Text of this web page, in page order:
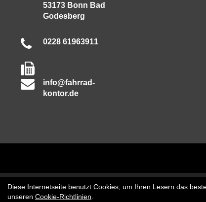
53173 Bonn Bad
Godesberg
0228 61963911
info@fahrrad-
kontor.de
Diese Internetseite benutzt Cookies, um Ihren Lesern das
unseren Cookie-Richtlinien